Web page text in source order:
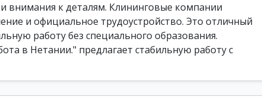
внимания к деталям. Клининговые компании
и официальное трудоустройство. Это отличный
работу без специального образования.
в Нетании." предлагает стабильную работу с